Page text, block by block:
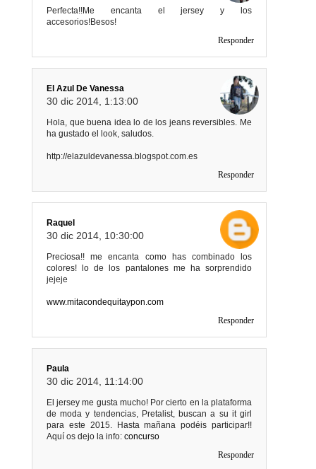
Perfecta!!Me encanta el jersey y los
accesorios!Besos!
Responder
El Azul De Vanessa
30 dic 2014, 1:13:00
Hola, que buena idea lo de los jeans reversibles. Me
ha gustado el look, saludos.
http://elazuldevanessa.blogspot.com.es
Responder
Raquel
30 dic 2014, 10:30:00
Preciosa!! me encanta como has combinado los
colores! lo de los pantalones me ha sorprendido
jejeje
www.mitacondequitaypon.com
Responder
Paula
30 dic 2014, 11:14:00
El jersey me gusta mucho! Por cierto en la plataforma
de moda y tendencias, Pretalist, buscan a su it girl
para este 2015. Hasta mañana podéis participar!!
Aquí os dejo la info: concurso
Responder